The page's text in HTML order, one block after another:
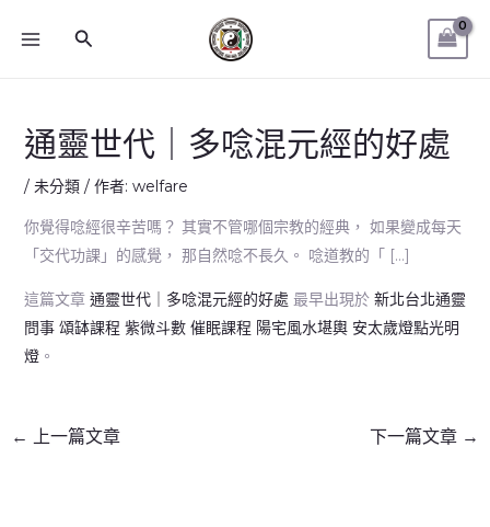
搜
通靈世代｜多唸混元經的好處
/ 未分類/ 作者: welfare
你覺得唸經很辛苦嗎？ 其實不管哪個宗教的經典， 如果變成每天
「交代功課」的感覺， 那自然唸不長久。 唸道教的「 […]
這篇文章 通靈世代｜多唸混元經的好處 最早出現於 新北台北通靈
問事 頌缽課程 紫微斗數 催眠課程 陽宅風水堪輿 安太歲燈點光明
燈。
← 上一篇文章 下一篇文章 →